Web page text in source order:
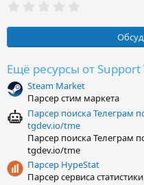
0
з
ё
з
д
Ещё ресурсы от
Steam Market
Парсер стим маркета
Парсер поиска Телеграм
tgdev.io/tme
Парсер поиска Телеграм
tgdev.io/tme
Парсер HypeStat
Парсер сервиса